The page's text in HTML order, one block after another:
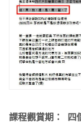
課程觀賞期： 四